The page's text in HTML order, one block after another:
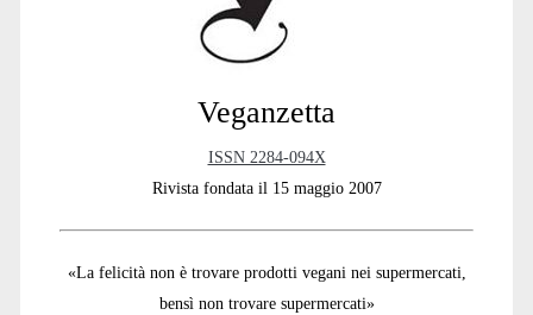
Veganzetta
ISSN 2284-094X
Rivista fondata il 15 maggio 2007
«La felicità non è trovare prodotti vegani nei supermercati,
bensì non trovare supermercati»